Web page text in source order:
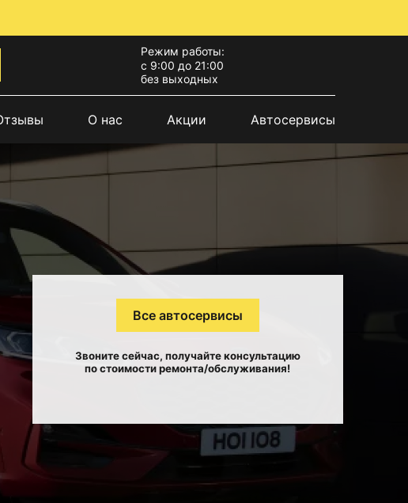
Режим работы:
с 9:00 до 21:00
без выходных
О нас Акции Автосервисы
Все автосервисы
Звоните сейчас, получайте консультацию
по стоимости ремонта/обслуживания!